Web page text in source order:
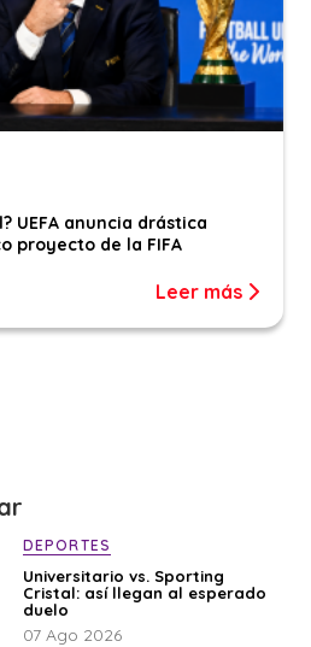
UEFA anuncia drástica
proyecto de la FIFA
Leer más
DEPORTES
Universitario vs. Sporting
Cristal: así llegan al esperado
duelo
07 Ago 2026